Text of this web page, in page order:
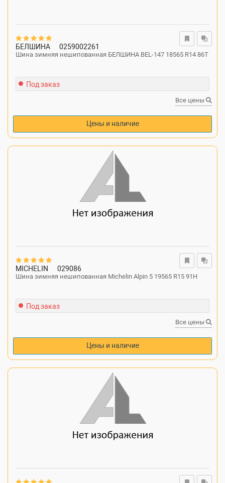
БЕЛШИНА 0259002261
Шина зимняя нешипованная БЕЛШИНА BEL-147 18565 R14 86T
Под заказ
Все цены
Цены и наличие
MICHELIN 029086
Шина зимняя нешипованная Michelin Alpin 5 19565 R15 91H
Под заказ
Все цены
Цены и наличие